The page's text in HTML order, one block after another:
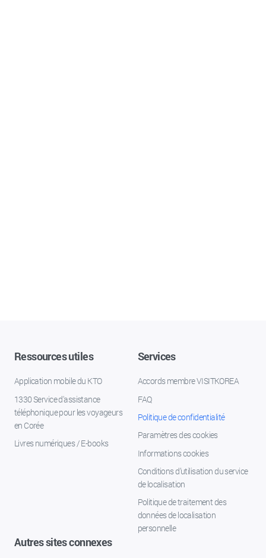
Ressources utiles
Application mobile du KTO
1330 Service d'assistance
téléphonique pour les voyageurs
en Corée
Livres numériques / E-books
Services
Accords membre VISITKOREA
FAQ
Politique de confidentialité
Paramètres des cookies
Informations cookies
Conditions d’utilisation du service
de localisation
Politique de traitement des
données de localisation
personnelle
Autres sites connexes